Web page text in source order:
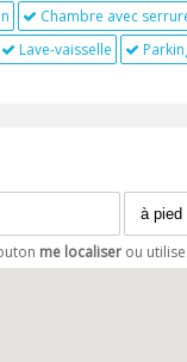
Chambre avec
Lave-vaisselle
me localiser ou